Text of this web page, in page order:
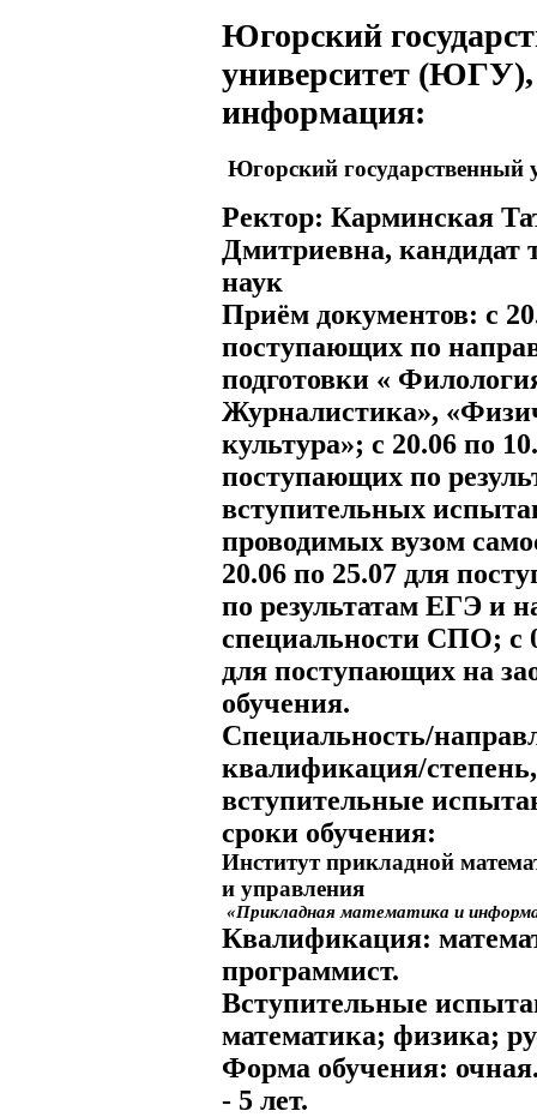
Югорский
университет (ЮГУ),
информация:
Югорский государственный
Ректор: Карминская
Дмитриевна, кандидат
наук
Приём документов: с
поступающих по
подготовки «
Журналистика»,
культура»; с 20.06 по
поступающих по
вступительных
проводимых вузом
20.06 по 25.07 для
по результатам ЕГЭ и
специальности СПО; с
для поступающих на
обучения.
Специальность/
квалификация/степень,
вступительные
сроки обучения:
Институт прикладной
и управления
«Прикладная математика и
Квалификация:
программист.
Вступительные
математика; физика;
Форма обучения:
- 5 лет.